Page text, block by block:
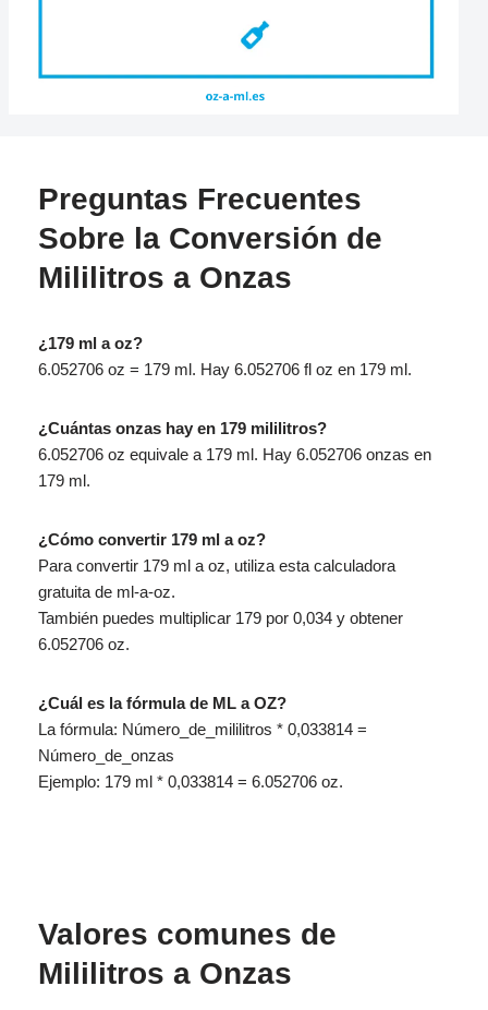
Preguntas Frecuentes
Sobre la Conversión de
Mililitros a Onzas
¿179 ml a oz?
6.052706 oz = 179 ml. Hay 6.052706 fl oz en 179 ml.
¿Cuántas onzas hay en 179 mililitros?
6.052706 oz equivale a 179 ml. Hay 6.052706 onzas en
179 ml.
¿Cómo convertir 179 ml a oz?
Para convertir 179 ml a oz, utiliza esta calculadora
gratuita de ml-a-oz.
También puedes multiplicar 179 por 0,034 y obtener
6.052706 oz.
¿Cuál es la fórmula de ML a OZ?
La fórmula: Número_de_mililitros * 0,033814 =
Número_de_onzas
Ejemplo: 179 ml * 0,033814 = 6.052706 oz.
Valores comunes de
Mililitros a Onzas